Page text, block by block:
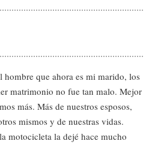
hombre que ahora es mi marido, los
matrimonio no fue tan malo. Mejor
más. Más de nuestros esposos,
mismos y de nuestras vidas.
motocicleta la dejé hace mucho